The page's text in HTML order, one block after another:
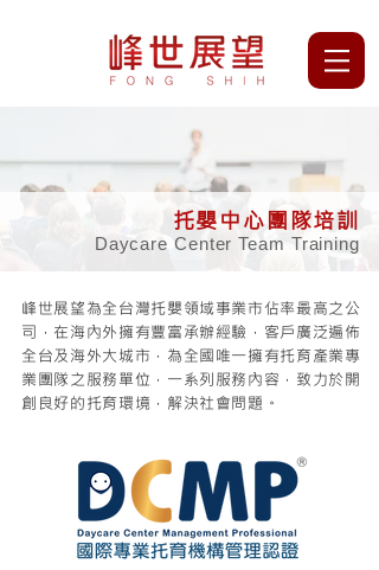
托嬰中心團隊培訓
Daycare Center Team Training
峰世展望為全台灣托嬰領域事業市佔率最高之公
司，在海內外擁有豐富承辦經驗，客戶廣泛遍佈
全台及海外大城市，為全國唯一擁有托育產業專
業團隊之服務單位，一系列服務內容，致力於開
創良好的托育環境，解決社會問題。